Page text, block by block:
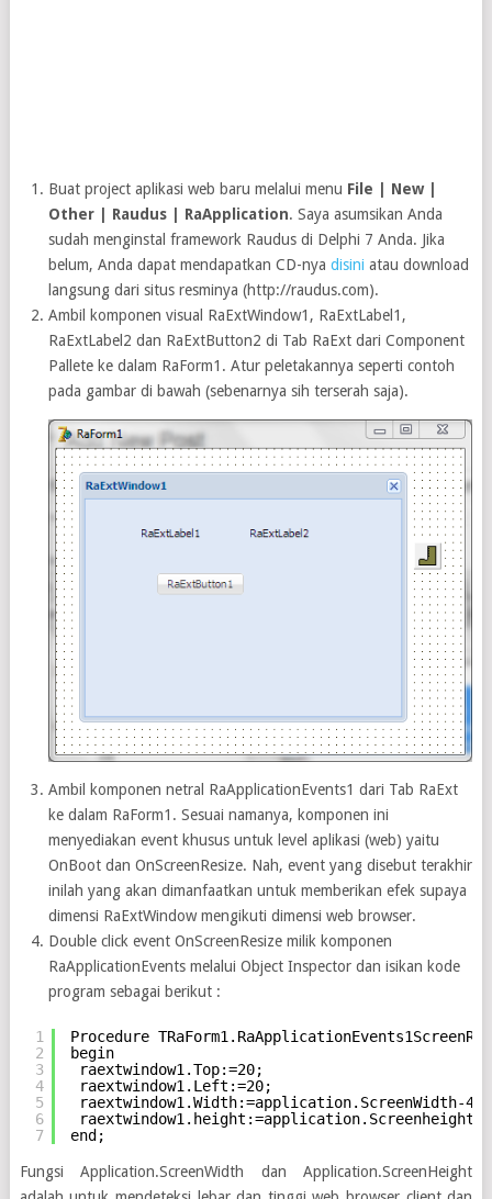
Buat project aplikasi web baru melalui menu File | New |
Other | Raudus | RaApplication. Saya asumsikan Anda
sudah menginstal framework Raudus di Delphi 7 Anda. Jika
belum, Anda dapat mendapatkan CD-nyadisini atau download
langsung dari situs resminya (http://raudus.com).
Ambil komponen visual RaExtWindow1, RaExtLabel1,
RaExtLabel2 dan RaExtButton2 di Tab RaExt dari Component
Pallete ke dalam RaForm1. Atur peletakannya seperti contoh
pada gambar di bawah (sebenarnya sih terserah saja).
Ambil komponen netral RaApplicationEvents1 dari Tab RaExt
ke dalam RaForm1. Sesuai namanya, komponen ini
menyediakan event khusus untuk level aplikasi (web) yaitu
OnBoot dan OnScreenResize. Nah, event yang disebut terakhir
inilah yang akan dimanfaatkan untuk memberikan efek supaya
dimensi RaExtWindow mengikuti dimensi web browser.
Double click event OnScreenResize milik komponen
RaApplicationEvents melalui Object Inspector dan isikan kode
program sebagai berikut :
1
2
3
4
5
6
7
Procedure
begin
raextwindow1.Top:=20;
raextwindow1.Left:=20;
raextwindow1.Width:=application.ScreenWidth-40;
raextwindow1.height:=application.Screenheight-
end;
Fungsi Application.ScreenWidth dan Application.ScreenHeight